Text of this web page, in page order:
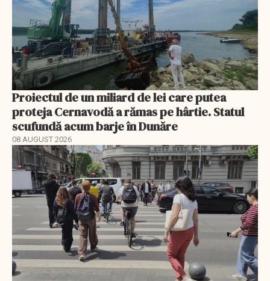
Proiectul de un miliard de lei care putea
proteja Cernavodă a rămas pe hârtie. Statul
scufundă acum barje în Dunăre
08 AUGUST 2026